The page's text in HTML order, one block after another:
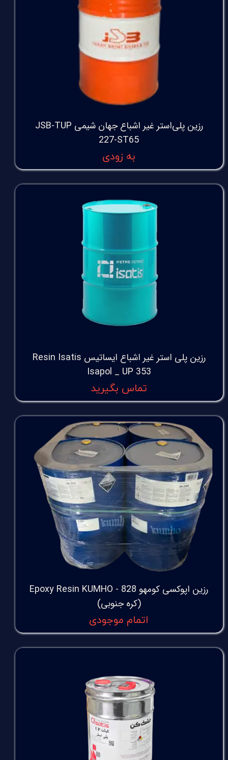
رزین پلی‌استر غیر اشباع جهان شیمی JSB-TUP
227-ST65
به زودی
رزین پلی استر غیر اشباع ایساتیس Resin Isatis
Isapol _ UP 353
تماس بگیرید
رزین اپوکسی کومهو 828 - Epoxy Resin KUMHO
(کره جنوبی)
اتمام موجودی